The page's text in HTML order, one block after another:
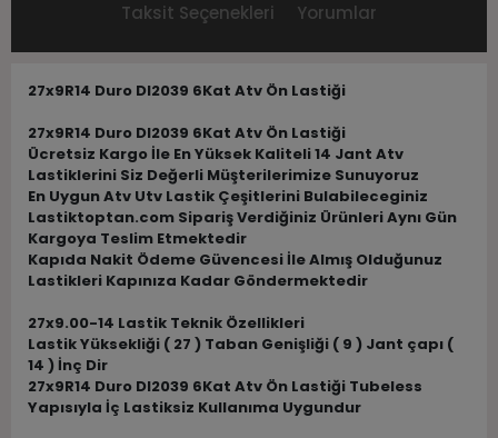
Taksit Seçenekleri Yorumlar
27x9R14 Duro DI2039 6Kat Atv Ön Lastiği
27x9R14 Duro DI2039 6Kat Atv Ön Lastiği
Ücretsiz Kargo İle En Yüksek Kaliteli 14 Jant Atv
Lastiklerini Siz Değerli Müşterilerimize Sunuyoruz
En Uygun Atv Utv Lastik Çeşitlerini Bulabileceginiz
Lastiktoptan.com Sipariş Verdiğiniz Ürünleri Aynı Gün
Kargoya Teslim Etmektedir
Kapıda Nakit Ödeme Güvencesi İle Almış Olduğunuz
Lastikleri Kapınıza Kadar Göndermektedir
27x9.00-14 Lastik Teknik Özellikleri
Lastik Yüksekliği ( 27 ) Taban Genişliği ( 9 ) Jant çapı (
14 ) İnç Dir
27x9R14 Duro DI2039 6Kat Atv Ön Lastiği Tubeless
Yapısıyla İç Lastiksiz Kullanıma Uygundur